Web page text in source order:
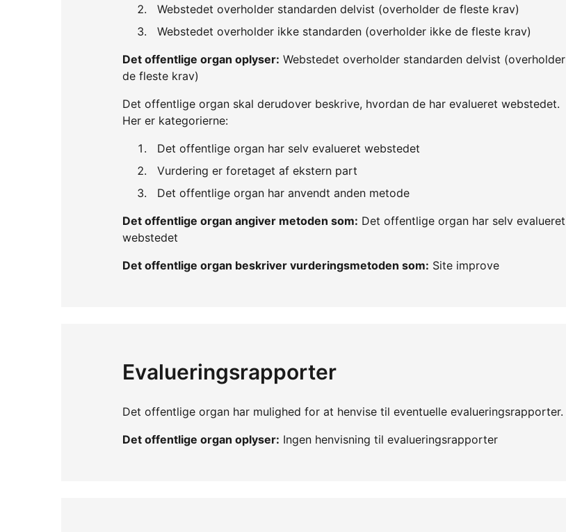
Webstedet overholder standarden delvist (overholder de fleste krav)
Webstedet overholder ikke standarden (overholder ikke de fleste krav)
Det offentlige organ oplyser: Webstedet overholder standarden delvist (overholder
de fleste krav)
Det offentlige organ skal derudover beskrive, hvordan de har evalueret webstedet.
Her er kategorierne:
Det offentlige organ har selv evalueret webstedet
Vurdering er foretaget af ekstern part
Det offentlige organ har anvendt anden metode
Det offentlige organ angiver metoden som: Det offentlige organ har selv evalueret
webstedet
Det offentlige organ beskriver vurderingsmetoden som: Site improve
Evalueringsrapporter
Det offentlige organ har mulighed for at henvise til eventuelle evalueringsrapporter.
Det offentlige organ oplyser: Ingen henvisning til evalueringsrapporter